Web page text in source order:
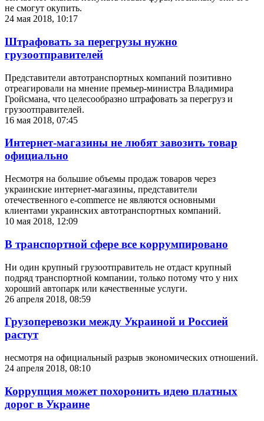
не смогут окупить.
24 мая 2018, 10:17
Штрафовать за перегрузы нужно
грузоотправителей
Представители автотранспортных компаний позитивно
отреагировали на мнение премьер-министра Владимира
Гройсмана, что целесообразно штрафовать за перегруз и
грузоотправителей.
16 мая 2018, 07:45
Интернет-магазины не любят завозить товар
официально
Несмотря на большие объемы продаж товаров через
украинские интернет-магазины, представители
отечественного e-commercе не являются основными
клиентами украинских автотранспортных компаний.
10 мая 2018, 12:09
В транспортной сфере все коррумпировано
Ни один крупный грузоотправитель не отдаст крупный
подряд транспортной компании, только потому что у них
хороший автопарк или качественные услуги.
26 апреля 2018, 08:59
Грузоперевозки между Украиной и Россией
растут
несмотря на официальный разрыв экономических отношений.
24 апреля 2018, 08:10
Коррупция может похоронить идею платных
дорог в Украине